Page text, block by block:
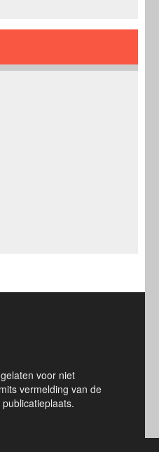
voor niet
vermelding van de